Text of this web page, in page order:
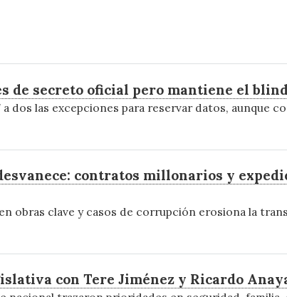
de secreto oficial pero mantiene el
a dos las excepciones para reservar datos,
contratos millonarios y
obras clave y casos de corrupción erosiona la
con Tere Jiménez y Ricardo